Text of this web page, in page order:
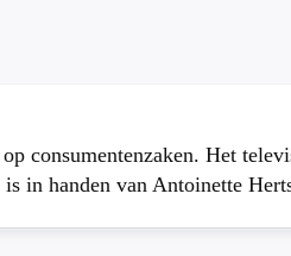
consumentenzaken. Het
in handen van Antoinette